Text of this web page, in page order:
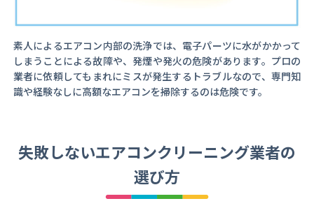
素人によるエアコン内部の洗浄では、電子パーツに水がかかって
しまうことによる故障や、発煙や発火の危険があります。プロの
業者に依頼してもまれにミスが発生するトラブルなので、専門知
識や経験なしに高額なエアコンを掃除するのは危険です。
失敗しないエアコンクリーニング業者の
選び方